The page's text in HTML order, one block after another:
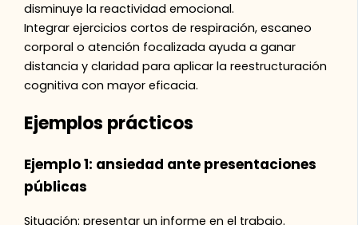
disminuye la reactividad emocional.
Integrar ejercicios cortos de respiración, escaneo
corporal o atención focalizada ayuda a ganar
distancia y claridad para aplicar la reestructuración
cognitiva con mayor eficacia.
Ejemplos prácticos
Ejemplo 1: ansiedad ante presentaciones
públicas
Situación: presentar un informe en el trabajo.